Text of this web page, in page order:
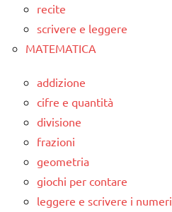
recite
scrivere e leggere
MATEMATICA
addizione
cifre e quantità
divisione
frazioni
geometria
giochi per contare
leggere e scrivere i numeri